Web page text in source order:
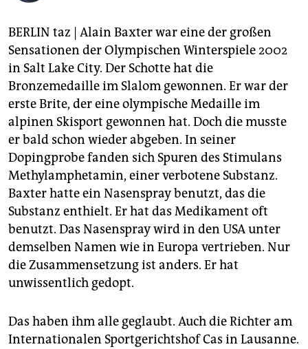
abo
genossenschaft
epaper login
BERLIN taz | Alain Baxter war eine der großen
Sensationen der Olympischen Winterspiele 2002
in Salt Lake City. Der Schotte hat die
Bronzemedaille im Slalom gewonnen. Er war der
erste Brite, der eine olympische Medaille im
alpinen Skisport gewonnen hat. Doch die musste
er bald schon wieder abgeben. In seiner
Dopingprobe fanden sich Spuren des Stimulans
Methylamphetamin, einer verbotene Substanz.
Baxter hatte ein Nasenspray benutzt, das die
Substanz enthielt. Er hat das Medikament oft
benutzt. Das Nasenspray wird in den USA unter
demselben Namen wie in Europa vertrieben. Nur
die Zusammensetzung ist anders. Er hat
unwissentlich gedopt.
Das haben ihm alle geglaubt. Auch die Richter am
Internationalen Sportgerichtshof Cas in Lausanne.